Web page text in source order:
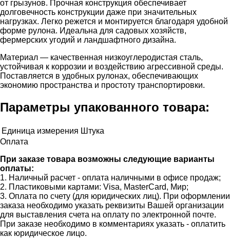
от грызунов. Прочная конструкция обеспечивает
долговечность конструкции даже при значительных
нагрузках. Легко режется и монтируется благодаря удобной
форме рулона. Идеальна для садовых хозяйств,
фермерских угодий и ландшафтного дизайна.
Материал — качественная низкоуглеродистая сталь,
устойчивая к коррозии и воздействию агрессивной среды.
Поставляется в удобных рулонах, обеспечивающих
экономию пространства и простоту транспортировки.
Параметры упакованного товара:
Единица измерения Штука
Оплата
При заказе товара возможны следующие варианты
оплаты:
1. Наличный расчет - оплата наличными в офисе продаж;
2. Пластиковыми картами: Visa, MasterCard, Мир;
3. Оплата по счету (для юридических лиц). При оформлении
заказа необходимо указать реквизиты Вашей организации
для выставления счета на оплату по электронной почте.
При заказе необходимо в комментариях указать - оплатить
как юридическое лицо.